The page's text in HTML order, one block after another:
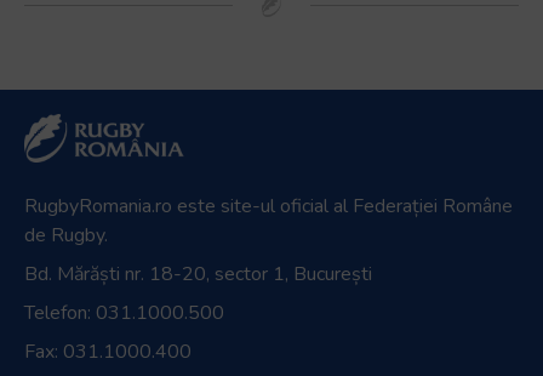
RugbyRomania.ro este site-ul oficial al Federației Române
de Rugby.
Bd. Mărăști nr. 18-20, sector 1, București
Telefon: 031.1000.500
Fax: 031.1000.400